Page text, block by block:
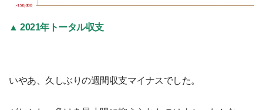
▲ 2021年トータル収支
いやあ、久しぶりの週間収支マイナスでした。